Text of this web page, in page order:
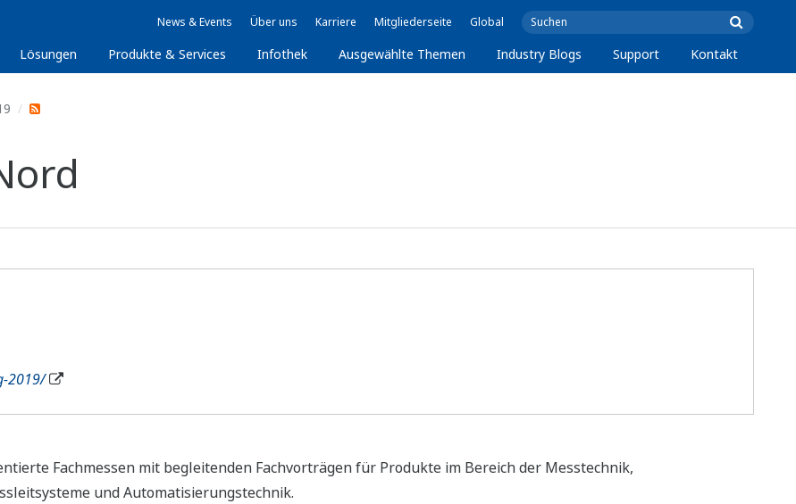
News & Events Über uns Karriere Mitgliederseite Global
Lösungen Produkte & Services Infothek Ausgewählte Themen Industry Blogs Support Kontakt
2019/
Fachmessen mit begleitenden Fachvorträgen für Produkte im Bereich der Messtechnik,
und Automatisierungstechnik.